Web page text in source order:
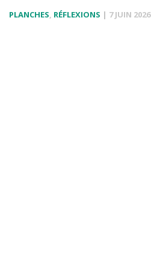
PLANCHES, RÉFLEXIONS | 7 JUIN 2026